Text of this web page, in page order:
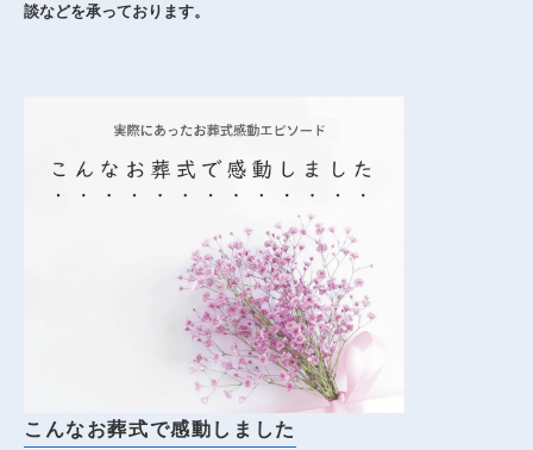
談などを承っております。
こんなお葬式で感動しました